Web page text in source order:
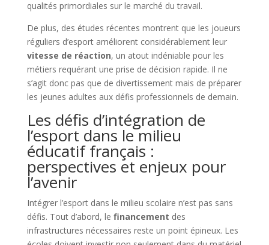
qualités primordiales sur le marché du travail.
De plus, des études récentes montrent que les joueurs
réguliers d’esport améliorent considérablement leur
vitesse de réaction, un atout indéniable pour les
métiers requérant une prise de décision rapide. Il ne
s’agit donc pas que de divertissement mais de préparer
les jeunes adultes aux défis professionnels de demain.
Les défis d’intégration de
l’esport dans le milieu
éducatif français :
perspectives et enjeux pour
l’avenir
Intégrer l’esport dans le milieu scolaire n’est pas sans
défis. Tout d’abord, le financement des
infrastructures nécessaires reste un point épineux. Les